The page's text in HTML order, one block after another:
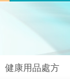
健康用品處方